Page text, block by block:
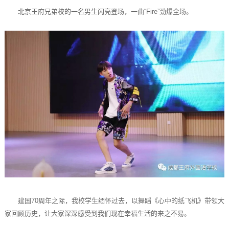
北京王府兄弟校的一名男生闪亮登场，一曲“Fire”劲爆全场。
建国70周年之际，我校学生缅怀过去，以舞蹈《心中的纸飞机》带领大
家回顾历史，让大家深深感受到我们现在幸福生活的来之不易。